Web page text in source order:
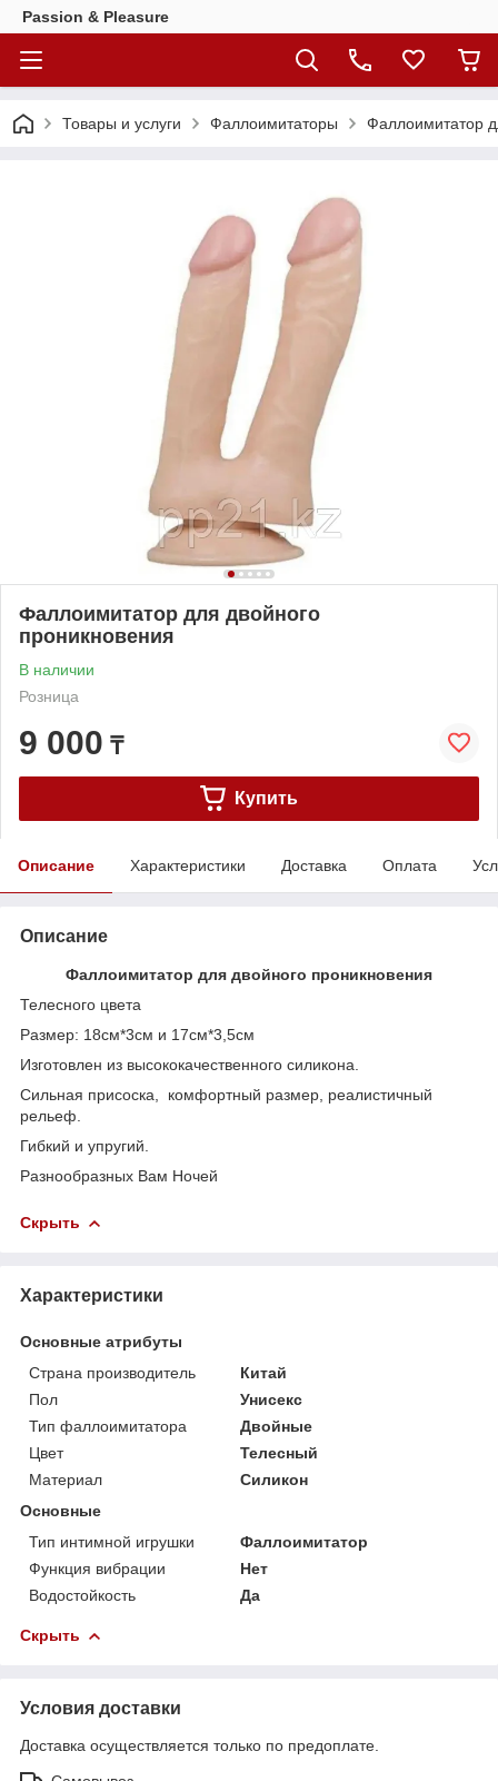
Passion & Pleasure
Товары и услуги Фаллоимитаторы Фаллоимитатор
Фаллоимитатор для двойного
проникновения
В наличии
Розница
9 000 ₸
Купить
Описание Характеристики Доставка Оплата
Описание
Фаллоимитатор для двойного проникновения
Телесного цвета
Размер: 18см*3см и 17см*3,5см
Изготовлен из высококачественного силикона.
Сильная присоска, комфортный размер, реалистичный
рельеф.
Гибкий и упругий.
Разнообразных Вам Ночей
Скрыть
Характеристики
Основные атрибуты
Страна производитель
Китай
Пол
Унисекс
Тип фаллоимитатора
Двойные
Цвет
Телесный
Материал
Силикон
Основные
Тип интимной игрушки
Фаллоимитатор
Функция вибрации
Нет
Водостойкость
Да
Скрыть
Условия доставки
Доставка осуществляется только по предоплате.